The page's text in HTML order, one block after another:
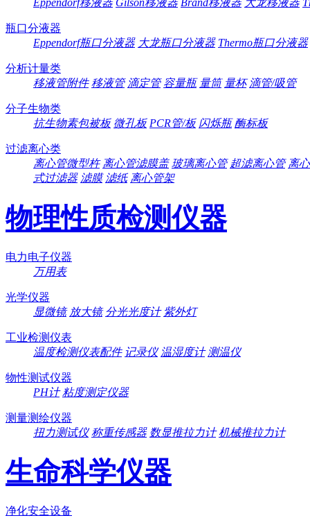
Eppendorf移液器 Gilson移液器 Brand移液器 大龙移液器
瓶口分液器
Eppendorf瓶口分液器 大龙瓶口分液器 Thermo瓶口分液器
分析计量类
移液管附件 移液管 滴定管 容量瓶 量筒 量杯 滴管/吸管
分子生物类
抗生物素包被板 微孔板 PCR管/板 闪烁瓶 酶标板
过滤离心类
离心管微型杵 离心管滤膜盖 玻璃离心管 超滤离心管 离
式过滤器 滤膜 滤纸 离心管架
物理性质检测仪器
电力电子仪器
万用表
光学仪器
显微镜 放大镜 分光光度计 紫外灯
工业检测仪表
温度检测仪表配件 记录仪 温湿度计 测温仪
物性测试仪器
PH计 粘度测定仪器
测量测绘仪器
扭力测试仪 称重传感器 数显推拉力计 机械推拉力计
生命科学仪器
净化安全设备